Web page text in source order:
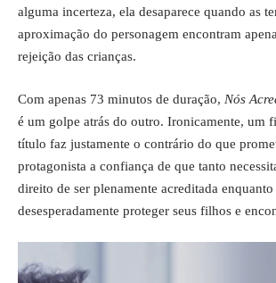
alguma incerteza, ela desaparece quando as
aproximação do personagem encontram
rejeição das crianças.
Com apenas 73 minutos de duração, Nós
é um golpe atrás do outro. Ironicamente, um
título faz justamente o contrário do que
protagonista a confiança de que tanto
direito de ser plenamente acreditada enquanto
desesperadamente proteger seus filhos e